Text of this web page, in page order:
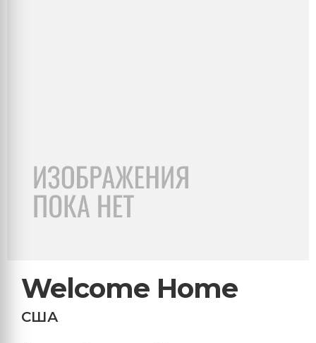
Welcome Home
США